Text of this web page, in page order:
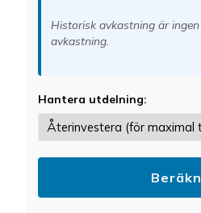
Historisk avkastning är
avkastning.
Hantera utdelning: